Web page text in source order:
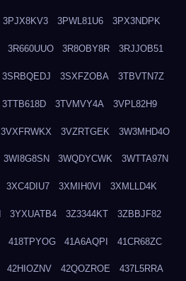
3PJX8KV3 3PWL81U6 3PX3NDPK
3R660UUO 3R8OBY8R 3RJJOB51
3SRBQEDJ 3SXFZOBA 3TBVTN7Z
3TTB618D 3TVMVY4A 3VPL82H9
3VXFRWKX 3VZRTGEK 3W3MHD4O
3WI8G8SN 3WQDYCWK 3WTTA97N
3XC4DIU7 3XMIH0VI 3XMLLD4K
3YXUATB4 3Z3344KT 3ZBBJF82
418TPYOG 41A6AQPI 41CR68ZC
42HIOZNV 42QOZROE 437L5RRA